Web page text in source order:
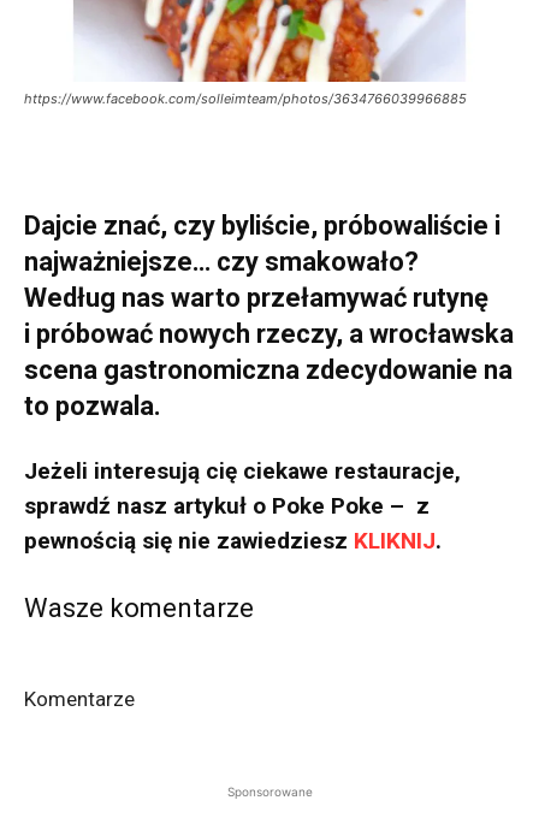
https://www.facebook.com/solleimteam/photos/3634766039966885
Dajcie znać, czy byliście, próbowaliście i
najważniejsze… czy smakowało?
Według nas warto przełamywać rutynę
i próbować nowych rzeczy, a wrocławska
scena gastronomiczna zdecydowanie na
to pozwala.
Jeżeli interesują cię ciekawe restauracje,
sprawdź nasz artykuł o Poke Poke – z
pewnością się nie zawiedziesz KLIKNIJ.
Wasze komentarze
Komentarze
Sponsorowane